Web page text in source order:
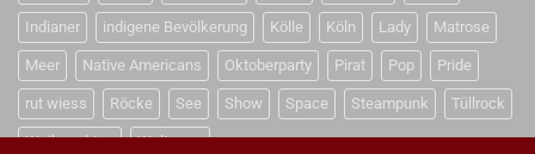
Indianer indigene Bevölkerung Kölle Köln Lady Matrose
Meer Native Americans Oktoberparty Pirat Pop Pride
rut wiess Röcke See Show Space Steampunk Tüllrock
Weihnachten Weltraum